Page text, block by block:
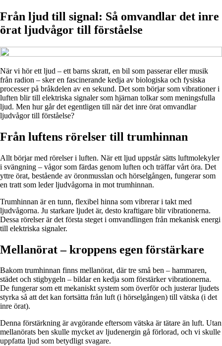
Från ljud till signal: Så omvandlar det inre
örat ljudvågor till förståelse
När vi hör ett ljud – ett barns skratt, en bil som passerar eller musik
från radion – sker en fascinerande kedja av biologiska och fysiska
processer på bråkdelen av en sekund. Det som börjar som vibrationer i
luften blir till elektriska signaler som hjärnan tolkar som meningsfulla
ljud. Men hur går det egentligen till när det inre örat omvandlar
ljudvågor till förståelse?
Från luftens rörelser till trumhinnan
Allt börjar med rörelser i luften. När ett ljud uppstår sätts luftmolekyler
i svängning – vågor som färdas genom luften och träffar vårt öra. Det
yttre örat, bestående av öronmusslan och hörselgången, fungerar som
en tratt som leder ljudvågorna in mot trumhinnan.
Trumhinnan är en tunn, flexibel hinna som vibrerar i takt med
ljudvågorna. Ju starkare ljudet är, desto kraftigare blir vibrationerna.
Dessa rörelser är det första steget i omvandlingen från mekanisk energi
till elektriska signaler.
Mellanörat – kroppens egen förstärkare
Bakom trumhinnan finns mellanörat, där tre små ben – hammaren,
städet och stigbygeln – bildar en kedja som förstärker vibrationerna.
De fungerar som ett mekaniskt system som överför och justerar ljudets
styrka så att det kan fortsätta från luft (i hörselgången) till vätska (i det
inre örat).
Denna förstärkning är avgörande eftersom vätska är tätare än luft. Utan
mellanörats ben skulle mycket av ljudenergin gå förlorad, och vi skulle
uppfatta ljud som betydligt svagare.